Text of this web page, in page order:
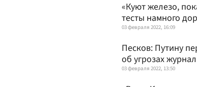
«Куют железо,
тесты намного
03 февраля 2022, 16:09
Песков: Путину
об угрозах
03 февраля 2022, 13:50